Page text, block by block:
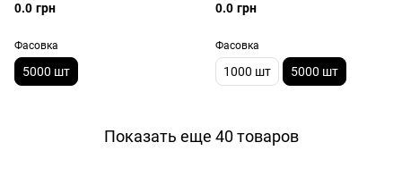
0.0 грн
Фасовка
5000 шт
0.0 грн
Фасовка
1000 шт 5000 шт
Показать еще 40 товаров